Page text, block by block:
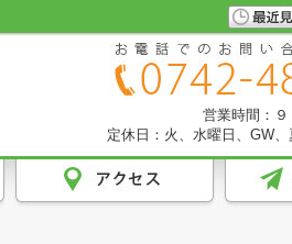
営業時間：９
定休日：火、水曜日、GW